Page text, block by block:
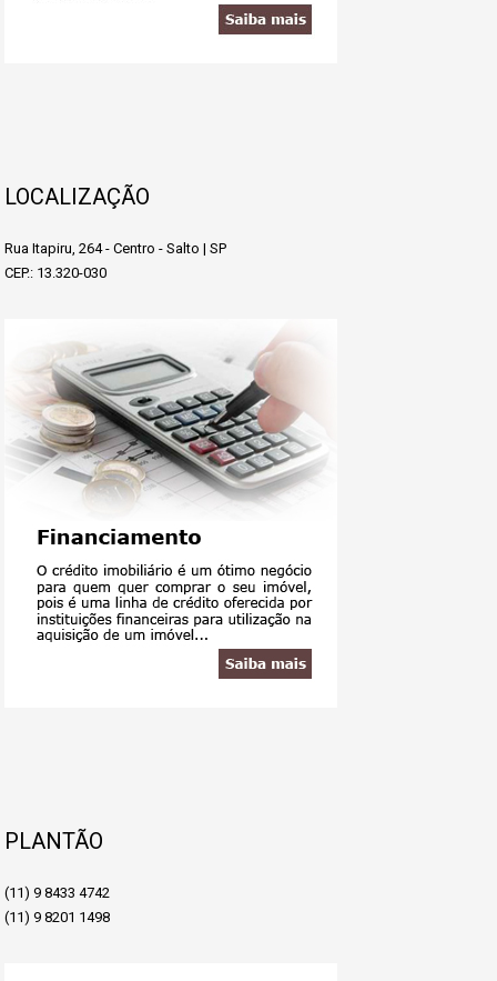
LOCALIZAÇÃO
Rua Itapiru, 264 - Centro - Salto | SP
CEP.: 13.320-030
PLANTÃO
(11) 9 8433 4742
(11) 9 8201 1498